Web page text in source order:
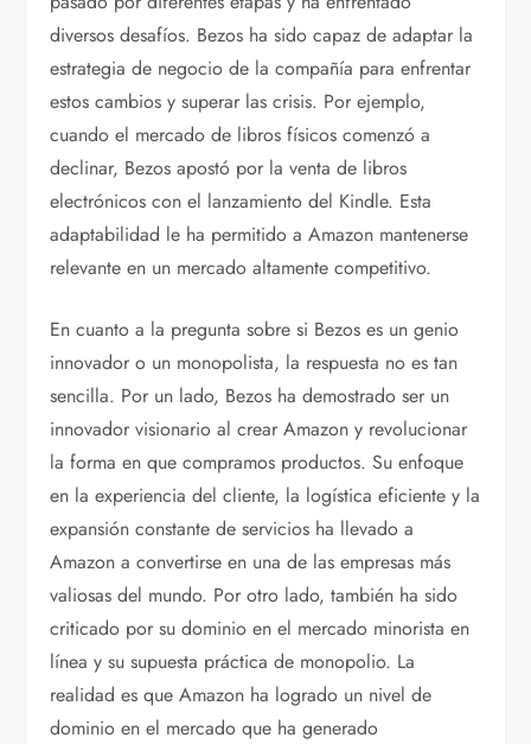
diversos desafíos. Bezos ha sido capaz de adaptar la
estrategia de negocio de la compañía para enfrentar
estos cambios y superar las crisis. Por ejemplo,
cuando el mercado de libros físicos comenzó a
declinar, Bezos apostó por la venta de libros
electrónicos con el lanzamiento del Kindle. Esta
adaptabilidad le ha permitido a Amazon mantenerse
relevante en un mercado altamente competitivo.
En cuanto a la pregunta sobre si Bezos es un genio
innovador o un monopolista, la respuesta no es tan
sencilla. Por un lado, Bezos ha demostrado ser un
innovador visionario al crear Amazon y revolucionar
la forma en que compramos productos. Su enfoque
en la experiencia del cliente, la logística eficiente y la
expansión constante de servicios ha llevado a
Amazon a convertirse en una de las empresas más
valiosas del mundo. Por otro lado, también ha sido
criticado por su dominio en el mercado minorista en
línea y su supuesta práctica de monopolio. La
realidad es que Amazon ha logrado un nivel de
dominio en el mercado que ha generado